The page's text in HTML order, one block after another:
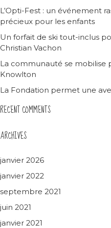
L’Opti-Fest : un événement
précieux pour les enfants
Un forfait de ski tout-inclus
Christian Vachon
La communauté se mobilise
Knowlton
La Fondation permet une
RECENT COMMENTS
ARCHIVES
janvier 2026
janvier 2022
septembre 2021
juin 2021
janvier 2021